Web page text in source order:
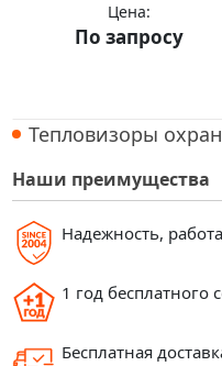
Тепловизоры
Наши преимущества
Надежность,
1 год бесплатного
Бесплатная
Цена:
По запросу